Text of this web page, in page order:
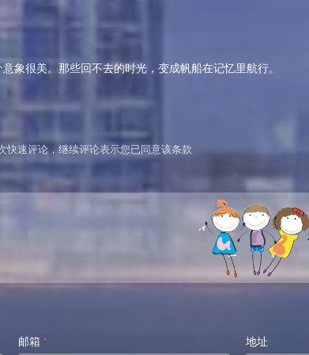
象很美。那些回不去的时光，变成帆船在记忆里航行。
快速评论，继续评论表示您已同意该条款
邮箱 * 地址